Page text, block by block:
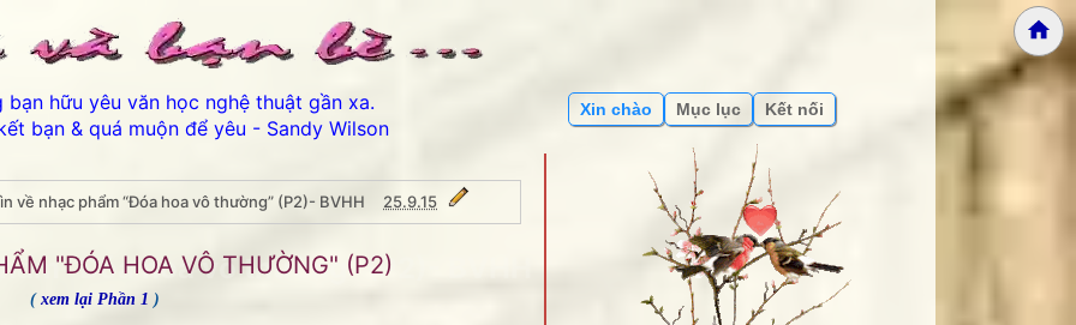
hữu yêu văn học nghệ thuật gần xa.
bạn & quá muộn để yêu - Sandy Wilson
về nhạc phẩm “Đóa hoa vô thường” (P2)- BVHH 25.9.15
“Đóa hoa vô thường” (P2)- BVHH
"ĐÓA HOA VÔ THƯỜNG" (P2)
( xem lại Phần 1 )
Xin chào Mục lục Kết nối